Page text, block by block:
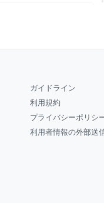
ガイドライン
利用規約
プライバシーポリシ
利用者情報の外部送